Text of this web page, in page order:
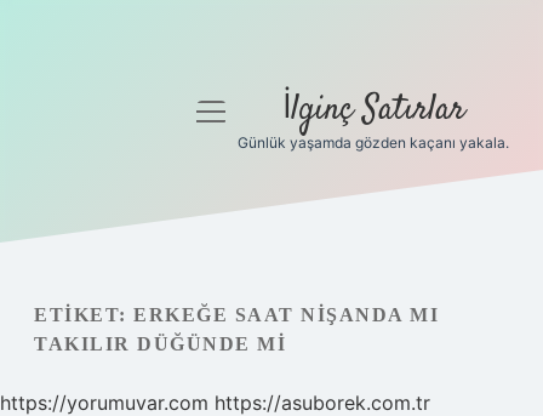
Gizlilik Politikası
Hakkımızda
menüyü
İlginç Satırlar
Günlük yaşamda gözden kaçanı yakala.
ETIKET: ERKEĞE SAAT NIŞANDA MI
TAKILIR DÜĞÜNDE MI
https://yorumuvar.com https://asuborek.com.tr